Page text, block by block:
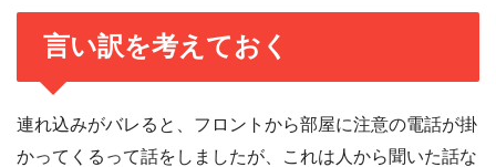
言い訳を考えておく
連れ込みがバレると、フロントから部屋に注意の電話が掛
かってくるって話をしましたが、これは人から聞いた話な